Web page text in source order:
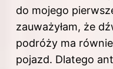
do mojego
zauważyłam, że
podróży ma
pojazd. Dlatego